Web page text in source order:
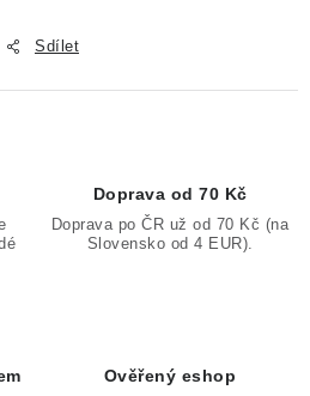
Sdílet
Doprava od 70 Kč
Doprava po ČR už od 70 Kč (na
Slovensko od 4 EUR).
Ověřený eshop